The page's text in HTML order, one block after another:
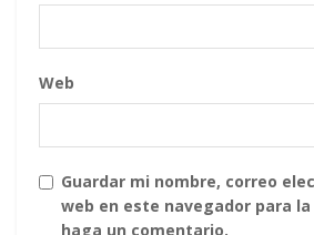
Web
Guardar mi nombre, correo
web en este navegador para
haga un comentario.